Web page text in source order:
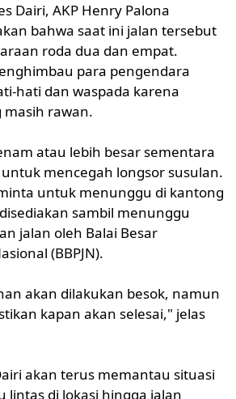
Dairi, AKP Henry Palona
bahwa saat ini jalan tersebut
roda dua dan empat.
para pengendara
hati dan waspada karena
masih rawan.
atau lebih besar sementara
mencegah longsor susulan.
untuk menunggu di kantong
sambil menunggu
jalan oleh Balai Besar
(BBPJN).
akan dilakukan besok, namun
kapan akan selesai," jelas
akan terus memantau situasi
lintas di lokasi hingga jalan